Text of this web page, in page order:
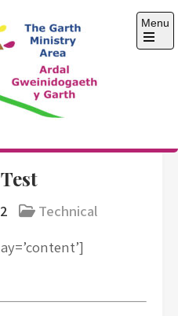
Ministry
Menu
Open
Technical